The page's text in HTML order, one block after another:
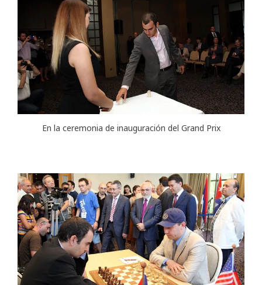
En la ceremonia de inauguración del Grand Prix